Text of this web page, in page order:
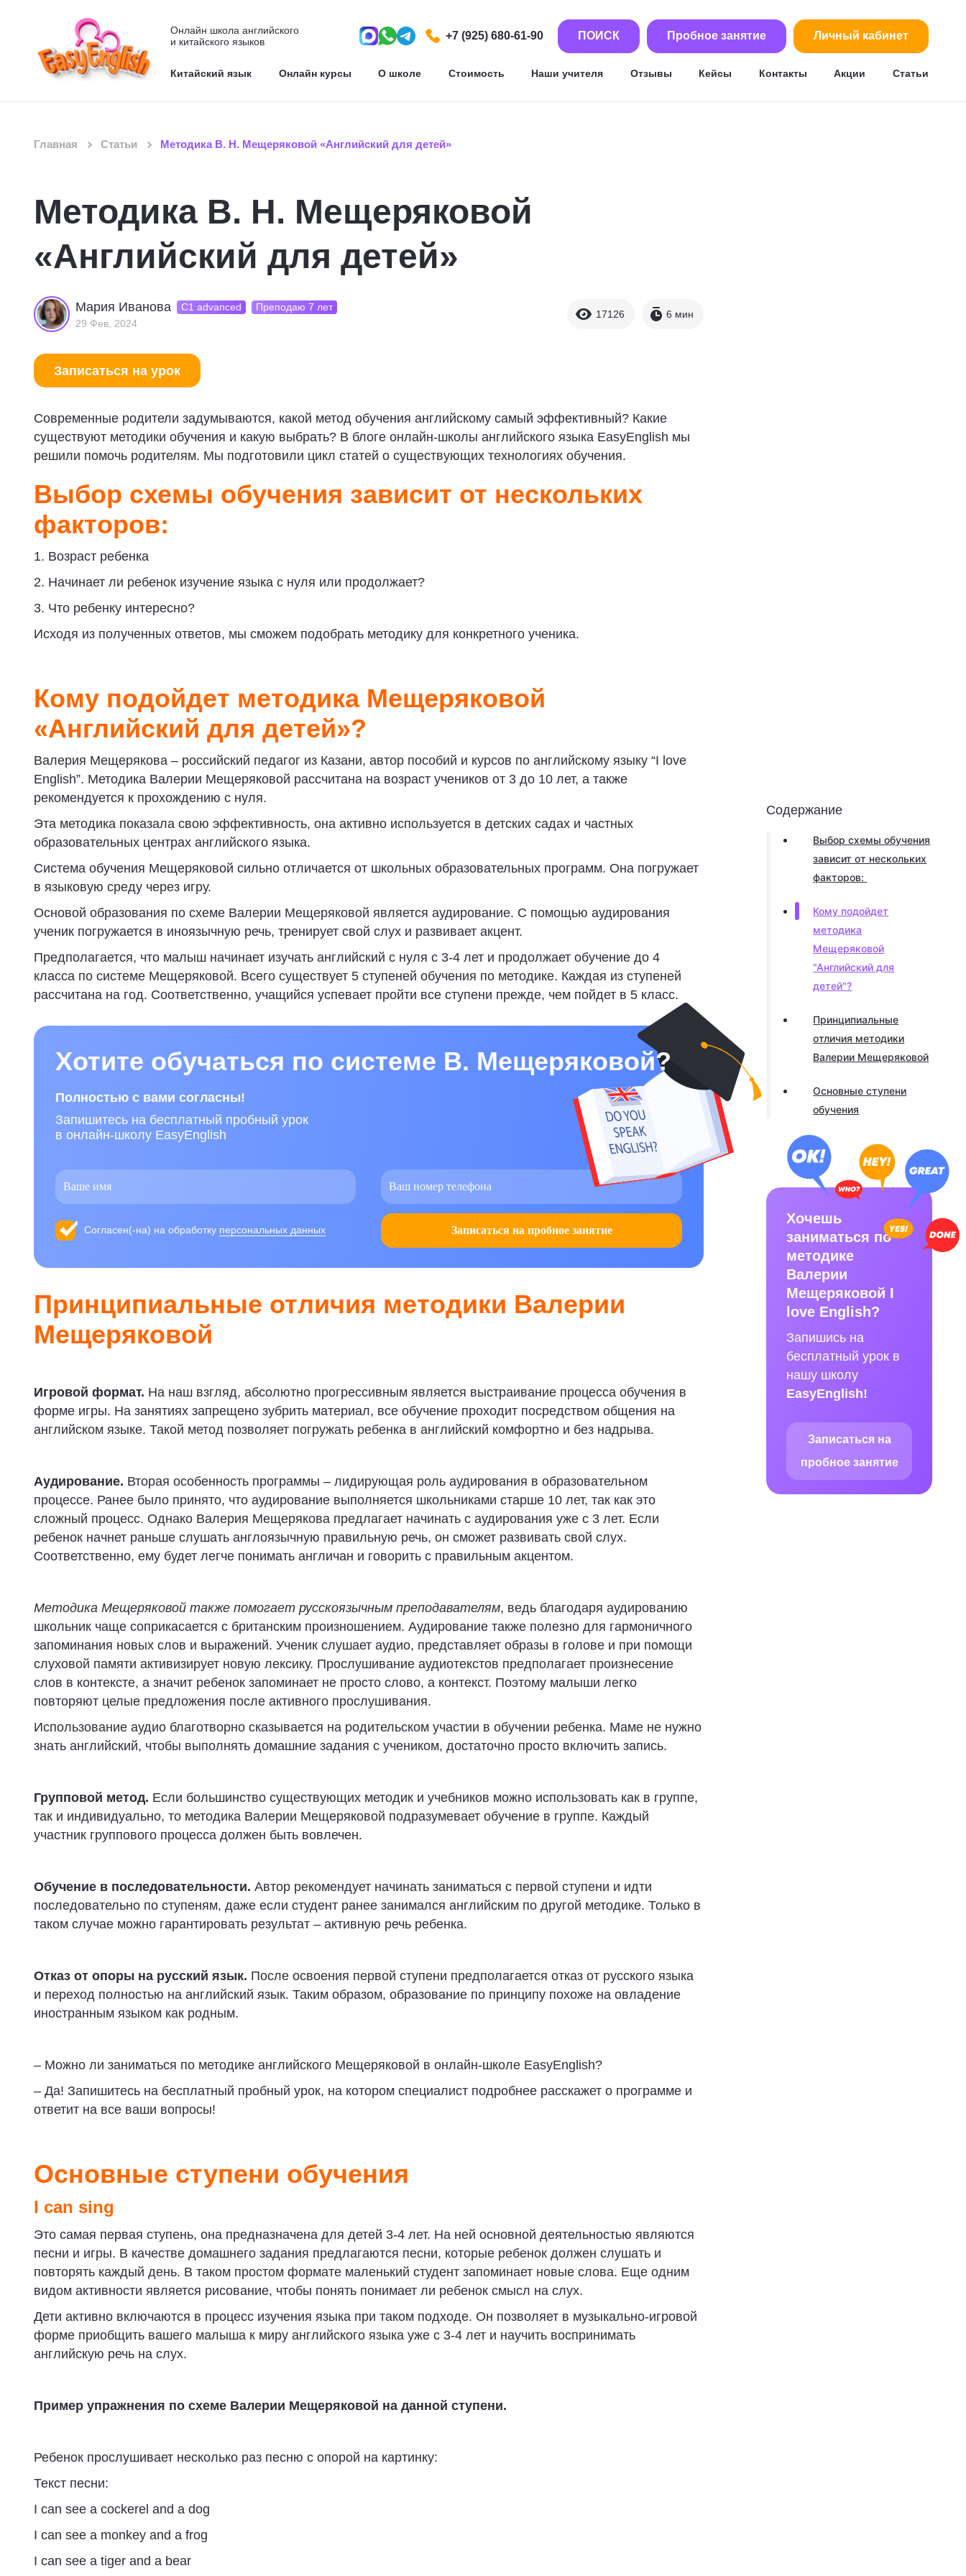
Онлайн школа английского
и китайского языков
+7 (925) 680-61-90 ПОИСК Пробное занятие Личный кабинет
Китайский язык Онлайн курсы О школе Стоимость Наши учителя Отзывы Кейсы Контакты Акции Статьи
Содержание
Выбор схемы обучения
зависит от нескольких
факторов:
Кому подойдет
методика
Мещеряковой
"Английский для
детей"?
Принципиальные
отличия методики
Валерии Мещеряковой
Основные ступени
обучения
Хочешь
заниматься по
методике
Валерии
Мещеряковой I
love English?
Запишись на
бесплатный урок в
нашу школу
EasyEnglish!
Записаться на
пробное занятие
Главная Статьи Методика В. Н. Мещеряковой «Английский для детей»
Методика В. Н. Мещеряковой
«Английский для детей»
Мария Иванова С1 advanced
Преподаю 7 лет
29 Фев, 2024
17126 6 мин
Записаться на урок
Современные родители задумываются, какой метод обучения английскому самый эффективный? Какие
существуют методики обучения и какую выбрать? В блоге онлайн-школы английского языка EasyEnglish мы
решили помочь родителям. Мы подготовили цикл статей о существующих технологиях обучения.
Выбор схемы обучения зависит от нескольких
факторов:
1. Возраст ребенка
2. Начинает ли ребенок изучение языка с нуля или продолжает?
3. Что ребенку интересно?
Исходя из полученных ответов, мы сможем подобрать методику для конкретного ученика.
Кому подойдет методика Мещеряковой
«Английский для детей»?
Валерия Мещерякова – российский педагог из Казани, автор пособий и курсов по английскому языку “I love
English”. Методика Валерии Мещеряковой рассчитана на возраст учеников от 3 до 10 лет, а также
рекомендуется к прохождению с нуля.
Эта методика показала свою эффективность, она активно используется в детских садах и частных
образовательных центрах английского языка.
Система обучения Мещеряковой сильно отличается от школьных образовательных программ. Она погружает
в языковую среду через игру.
Основой образования по схеме Валерии Мещеряковой является аудирование. С помощью аудирования
ученик погружается в иноязычную речь, тренирует свой слух и развивает акцент.
Предполагается, что малыш начинает изучать английский с нуля с 3-4 лет и продолжает обучение до 4
класса по системе Мещеряковой. Всего существует 5 ступеней обучения по методике. Каждая из ступеней
рассчитана на год. Соответственно, учащийся успевает пройти все ступени прежде, чем пойдет в 5 класс.
Хотите обучаться по системе В. Мещеряковой?
Полностью с вами согласны!
Запишитесь на бесплатный пробный урок
в онлайн-школу EasyEnglish
Согласен(-на) на обработку персональных данных Записаться на пробное занятие
Принципиальные отличия методики Валерии
Мещеряковой
Игровой формат. На наш взгляд, абсолютно прогрессивным является выстраивание процесса обучения в
форме игры. На занятиях запрещено зубрить материал, все обучение проходит посредством общения на
английском языке. Такой метод позволяет погружать ребенка в английский комфортно и без надрыва.
Аудирование. Вторая особенность программы – лидирующая роль аудирования в образовательном
процессе. Ранее было принято, что аудирование выполняется школьниками старше 10 лет, так как это
сложный процесс. Однако Валерия Мещерякова предлагает начинать с аудирования уже с 3 лет. Если
ребенок начнет раньше слушать англоязычную правильную речь, он сможет развивать свой слух.
Соответственно, ему будет легче понимать англичан и говорить с правильным акцентом.
Методика Мещеряковой также помогает русскоязычным преподавателям, ведь благодаря аудированию
школьник чаще соприкасается с британским произношением. Аудирование также полезно для гармоничного
запоминания новых слов и выражений. Ученик слушает аудио, представляет образы в голове и при помощи
слуховой памяти активизирует новую лексику. Прослушивание аудиотекстов предполагает произнесение
слов в контексте, а значит ребенок запоминает не просто слово, а контекст. Поэтому малыши легко
повторяют целые предложения после активного прослушивания.
Использование аудио благотворно сказывается на родительском участии в обучении ребенка. Маме не нужно
знать английский, чтобы выполнять домашние задания с учеником, достаточно просто включить запись.
Групповой метод. Если большинство существующих методик и учебников можно использовать как в группе,
так и индивидуально, то методика Валерии Мещеряковой подразумевает обучение в группе. Каждый
участник группового процесса должен быть вовлечен.
Обучение в последовательности. Автор рекомендует начинать заниматься с первой ступени и идти
последовательно по ступеням, даже если студент ранее занимался английским по другой методике. Только в
таком случае можно гарантировать результат – активную речь ребенка.
Отказ от опоры на русский язык. После освоения первой ступени предполагается отказ от русского языка
и переход полностью на английский язык. Таким образом, образование по принципу похоже на овладение
иностранным языком как родным.
– Можно ли заниматься по методике английского Мещеряковой в онлайн-школе EasyEnglish?
– Да! Запишитесь на бесплатный пробный урок, на котором специалист подробнее расскажет о программе и
ответит на все ваши вопросы!
Основные ступени обучения
I can sing
Это самая первая ступень, она предназначена для детей 3-4 лет. На ней основной деятельностью являются
песни и игры. В качестве домашнего задания предлагаются песни, которые ребенок должен слушать и
повторять каждый день. В таком простом формате маленький студент запоминает новые слова. Еще одним
видом активности является рисование, чтобы понять понимает ли ребенок смысл на слух.
Дети активно включаются в процесс изучения языка при таком подходе. Он позволяет в музыкально-игровой
форме приобщить вашего малыша к миру английского языка уже с 3-4 лет и научить воспринимать
английскую речь на слух.
Пример упражнения по схеме Валерии Мещеряковой на данной ступени.
Ребенок прослушивает несколько раз песню с опорой на картинку:
Текст песни:
I can see a cockerel and a dog
I can see a monkey and a frog
I can see a tiger and a bear